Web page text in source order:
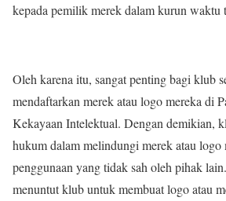
kepada pemilik merek dalam kurun waktu
Oleh karena itu, sangat penting bagi klub
mendaftarkan merek atau logo mereka di
Kekayaan Intelektual. Dengan demikian,
hukum dalam melindungi merek atau logo
penggunaan yang tidak sah oleh pihak
menuntut klub untuk membuat logo atau